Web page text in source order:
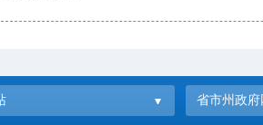
省市州政府